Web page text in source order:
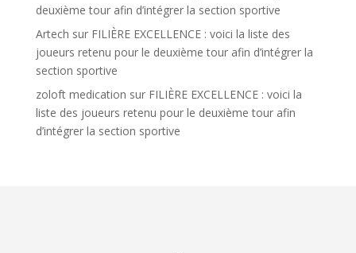
deuxième tour afin d’intégrer la section sportive
Artech sur FILIÈRE EXCELLENCE : voici la liste des
joueurs retenu pour le deuxième tour afin d’intégrer la
section sportive
zoloft medication sur FILIÈRE EXCELLENCE : voici la
liste des joueurs retenu pour le deuxième tour afin
d’intégrer la section sportive